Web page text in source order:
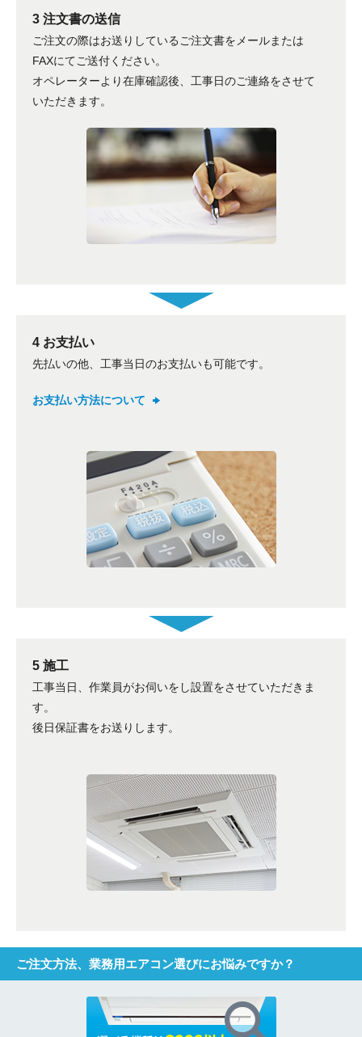
3 注文書の送信
ご注文の際はお送りしているご注文書をメールまたは
FAXにてご送付ください。
オペレーターより在庫確認後、工事日のご連絡をさせて
いただきます。
4 お支払い
先払いの他、工事当日のお支払いも可能です。
お支払い方法について
5 施工
工事当日、作業員がお伺いをし設置をさせていただきま
す。
後日保証書をお送りします。
ご注文方法、業務用エアコン選びにお悩みですか？